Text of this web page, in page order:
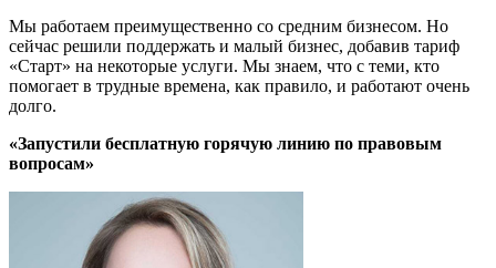
Мы работаем преимущественно со средним бизнесом. Но
сейчас решили поддержать и малый бизнес, добавив тариф
«Старт» на некоторые услуги. Мы знаем, что с теми, кто
помогает в трудные времена, как правило, и работают очень
долго.
«Запустили бесплатную горячую линию по правовым
вопросам»